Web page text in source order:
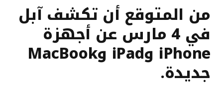
من المتوقع أن تكشف آبل
في 4 مارس عن أجهزة
iPhone وiPad وMacBook
جديدة.